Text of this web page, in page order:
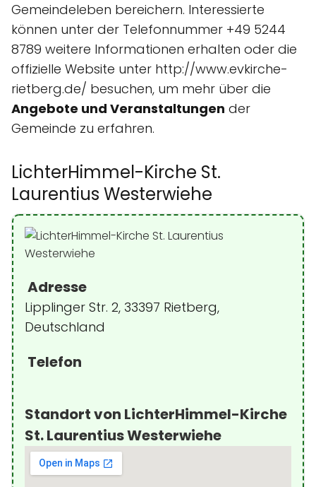
Gemeindeleben bereichern. Interessierte
können unter der Telefonnummer +49 5244
8789 weitere Informationen erhalten oder die
offizielle Website unter http://www.evkirche-
rietberg.de/ besuchen, um mehr über die
Angebote und Veranstaltungen der
Gemeinde zu erfahren.
LichterHimmel-Kirche St.
Laurentius Westerwiehe
Adresse
Lipplinger Str. 2, 33397 Rietberg,
Deutschland
Telefon
Standort von LichterHimmel-Kirche
St. Laurentius Westerwiehe